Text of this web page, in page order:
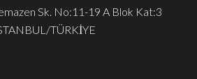
Sk. No:11-19 A Blok Kat:3
TÜRKİYE